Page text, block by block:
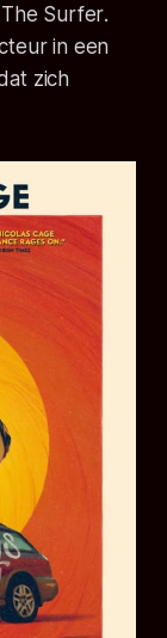
The Surfer.
in een
zich